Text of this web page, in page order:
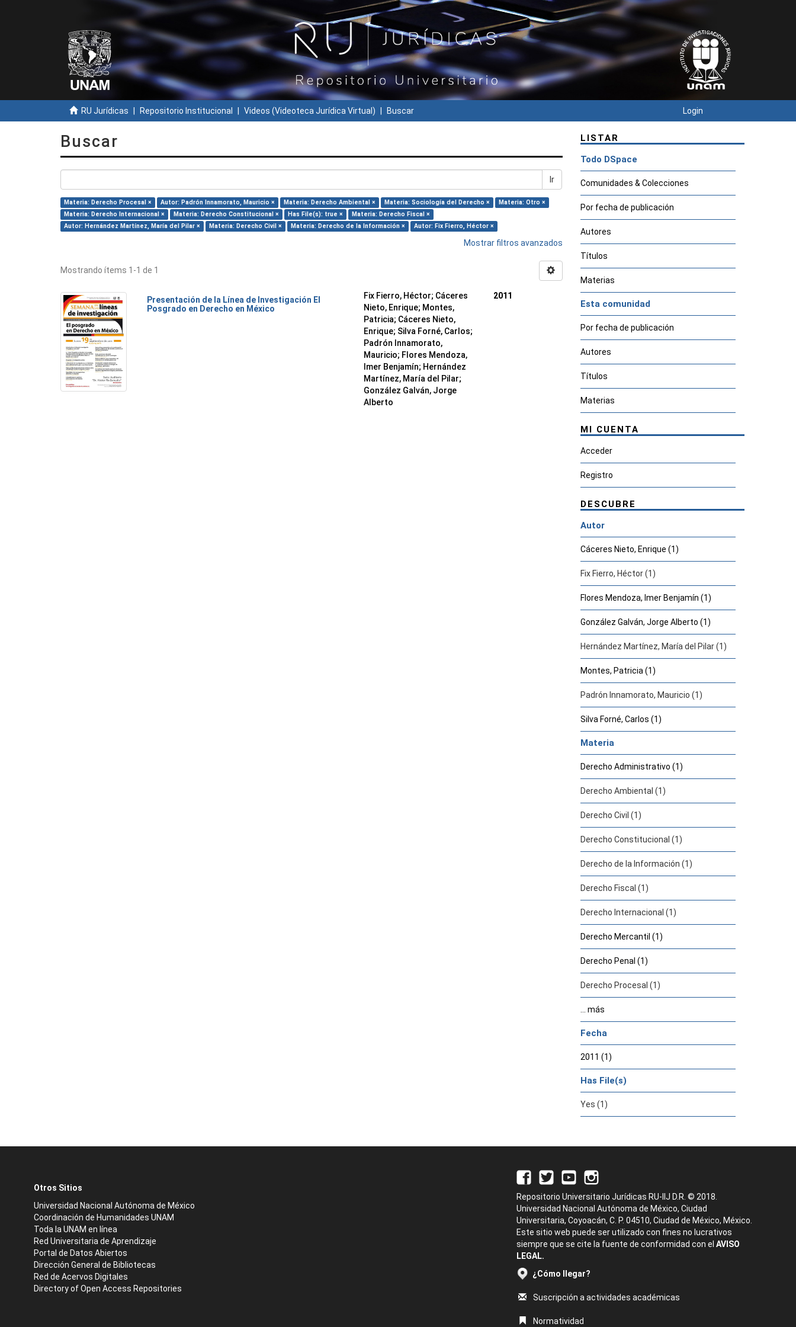
RU Jurídicas Repositorio Institucional Videos (Videoteca Jurídica Virtual) Buscar Login
Buscar
Ir
Materia: Derecho Procesal × Autor: Padrón Innamorato, Mauricio × Materia: Derecho Ambiental × Materia: Sociología del Derecho ×
Materia: Otro ×
Materia: Derecho Internacional ×
Materia: Derecho Constitucional × Has File(s): true ×
Materia: Derecho Fiscal ×
Autor: Hernández Martínez, María del Pilar ×
Materia: Derecho Civil × Materia: Derecho de la Información × Autor: Fix Fierro, Héctor ×
Mostrar filtros avanzados
Mostrando ítems 1-1 de 1
Presentación de la Línea de Investigación El
Posgrado en Derecho en México
Fix Fierro, Héctor; Cáceres
Nieto, Enrique; Montes,
Patricia; Cáceres Nieto,
Enrique; Silva Forné, Carlos;
Padrón Innamorato,
Mauricio; Flores Mendoza,
Imer Benjamín; Hernández
Martínez, María del Pilar;
González Galván, Jorge
Alberto
2011
LISTAR
Todo DSpace
Comunidades & Colecciones
Por fecha de publicación
Autores
Títulos
Materias
Esta comunidad
Por fecha de publicación
Autores
Títulos
Materias
MI CUENTA
Acceder
Registro
DESCUBRE
Autor
Cáceres Nieto, Enrique (1)
Fix Fierro, Héctor (1)
Flores Mendoza, Imer Benjamín (1)
González Galván, Jorge Alberto (1)
Hernández Martínez, María del Pilar (1)
Montes, Patricia (1)
Padrón Innamorato, Mauricio (1)
Silva Forné, Carlos (1)
Materia
Derecho Administrativo (1)
Derecho Ambiental (1)
Derecho Civil (1)
Derecho Constitucional (1)
Derecho de la Información (1)
Derecho Fiscal (1)
Derecho Internacional (1)
Derecho Mercantil (1)
Derecho Penal (1)
Derecho Procesal (1)
... más
Fecha
2011 (1)
Has File(s)
Yes (1)
Otros Sitios
Universidad Nacional Autónoma de México
Coordinación de Humanidades UNAM
Toda la UNAM en línea
Red Universitaria de Aprendizaje
Portal de Datos Abiertos
Dirección General de Bibliotecas
Red de Acervos Digitales
Directory of Open Access Repositories
Repositorio Universitario Jurídicas RU-IIJ D.R. © 2018.
Universidad Nacional Autónoma de México, Ciudad
Universitaria, Coyoacán, C. P. 04510, Ciudad de México, México.
Este sitio web puede ser utilizado con fines no lucrativos
siempre que se cite la fuente de conformidad con el AVISO
LEGAL.
¿Cómo llegar?
Suscripción a actividades académicas
Normatividad